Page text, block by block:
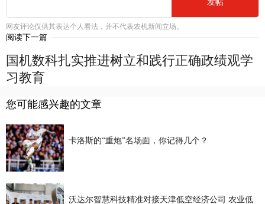
发帖
网友评论仅供其表达个人看法，并不代表农机新闻立场。
阅读下一篇
国机数科扎实推进树立和践行正确政绩观学
习教育
您可能感兴趣的文章
卡洛斯的“重炮”名场面，你记得几个？
沃达尔智慧科技精准对接天津低空经济公司 农业低